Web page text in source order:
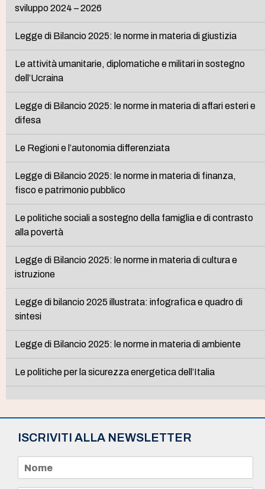
sviluppo 2024 – 2026
Legge di Bilancio 2025: le norme in materia di giustizia
Le attività umanitarie, diplomatiche e militari in sostegno
dell’Ucraina
Legge di Bilancio 2025: le norme in materia di affari esteri e
difesa
Le Regioni e l’autonomia differenziata
Legge di Bilancio 2025: le norme in materia di finanza,
fisco e patrimonio pubblico
Le politiche sociali a sostegno della famiglia e di contrasto
alla povertà
Legge di Bilancio 2025: le norme in materia di cultura e
istruzione
Legge di bilancio 2025 illustrata: infografica e quadro di
sintesi
Legge di Bilancio 2025: le norme in materia di ambiente
Le politiche per la sicurezza energetica dell’Italia
ISCRIVITI ALLA NEWSLETTER
m